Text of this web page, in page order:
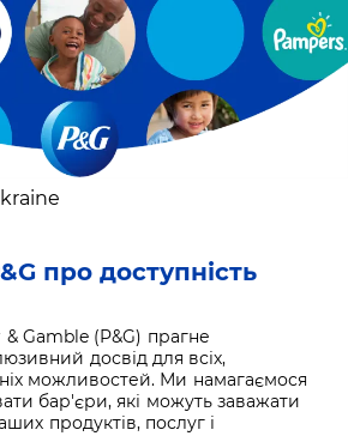
про доступність
Gamble (P&G) прагне
досвід для всіх,
можливостей. Ми намагаємося
бар'єри, які можуть заважати
продуктів, послуг і